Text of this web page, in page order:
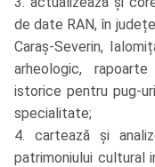
de date RAN, în
Caraș-Severin,
arheologic,
istorice pentru pug-
specialitate;
4. cartează și
patrimoniului cultural